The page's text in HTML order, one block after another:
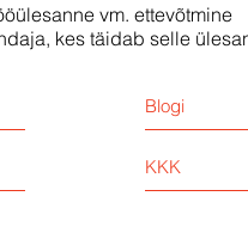
vm. ettevõtmine
kes täidab selle
Blogi
KKK